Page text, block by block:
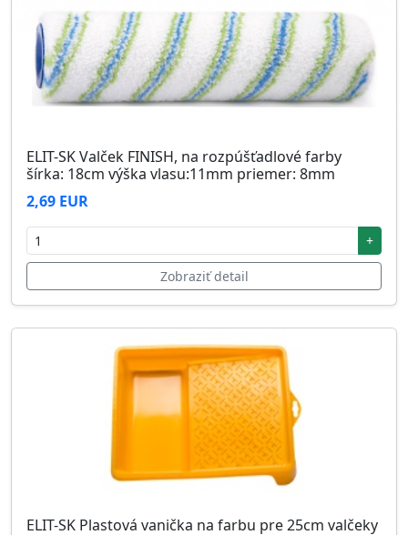
ELIT-SK Valček FINISH, na rozpúšťadlové farby
šírka: 18cm výška vlasu:11mm priemer: 8mm
2,69 EUR
+
Zobraziť detail
ELIT-SK Plastová vanička na farbu pre 25cm valčeky